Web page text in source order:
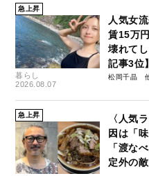
急上昇
暮らし
2026.08.07
人気女
賃15万
壊れて
記事3位】
松岡千晶
急上昇
〈人気
因は「
「渡な
定外の